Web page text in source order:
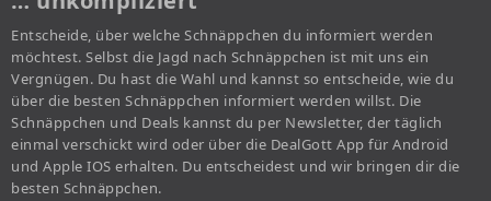
Entscheide, über welche Schnäppchen du informiert werden
möchtest. Selbst die Jagd nach Schnäppchen ist mit uns ein
Vergnügen. Du hast die Wahl und kannst so entscheide, wie du
über die besten Schnäppchen informiert werden willst. Die
Schnäppchen und Deals kannst du per Newsletter, der täglich
einmal verschickt wird oder über die DealGott App für Android
und Apple IOS erhalten. Du entscheidest und wir bringen dir die
besten Schnäppchen.